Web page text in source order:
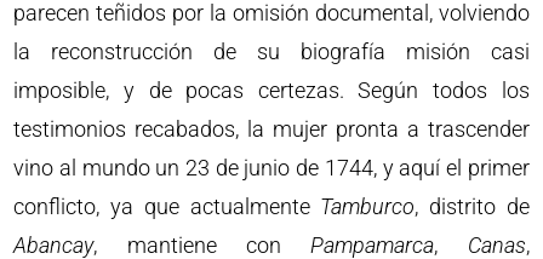
parecen teñidos por la omisión documental, volviendo
la reconstrucción de su biografía misión casi
imposible, y de pocas certezas. Según todos los
testimonios recabados, la mujer pronta a trascender
vino al mundo un 23 de junio de 1744, y aquí el primer
conflicto, ya que actualmente Tamburco, distrito de
Abancay, mantiene con Pampamarca, Canas,